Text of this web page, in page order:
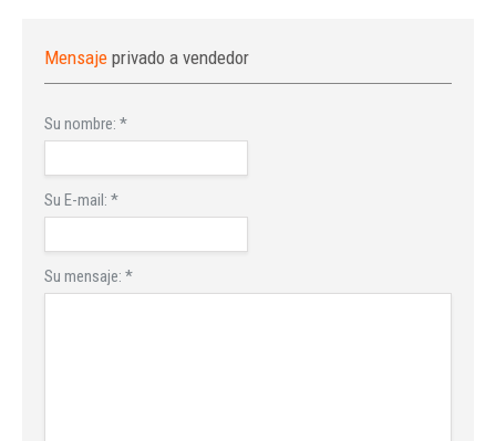
Mensaje privado a vendedor
Su nombre: *
Su E-mail: *
Su mensaje: *